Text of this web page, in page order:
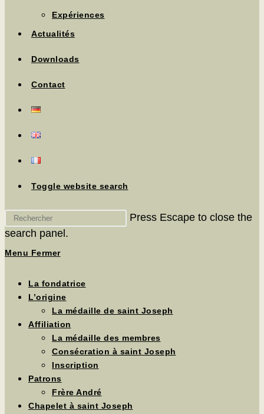
Expériences
Actualités
Downloads
Contact
Toggle website search
Press Escape to close the
search panel.
Menu Fermer
La fondatrice
L’origine
La médaille de saint Joseph
Affiliation
La médaille des membres
Consécration à saint Joseph
Inscription
Patrons
Frère André
Chapelet à saint Joseph